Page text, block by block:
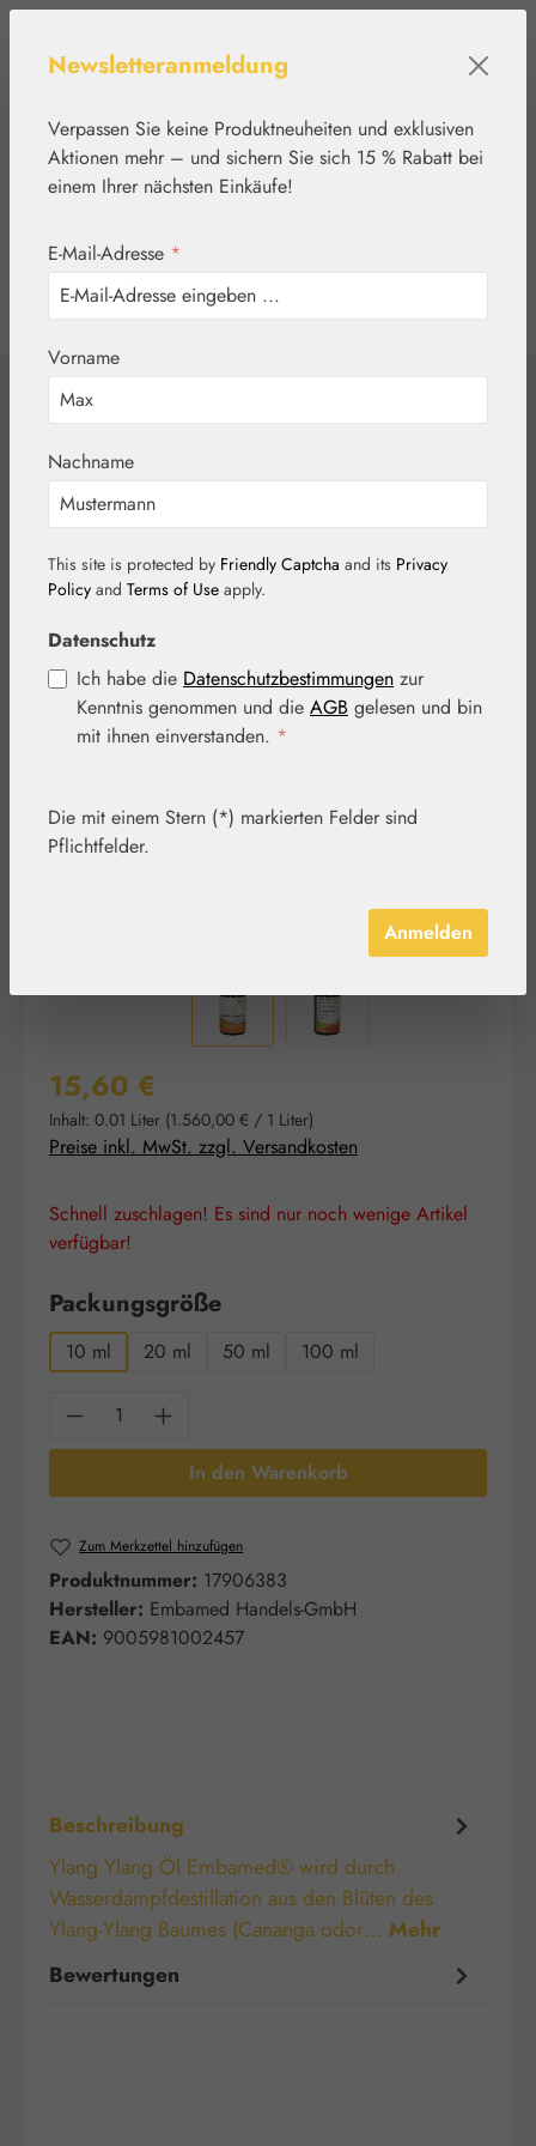
Werkzeugleiste anzeigen
Ylang Ylang Öl
Bildergalerie überspringen
Regulärer Preis:
15,60 €
Inhalt: 0.01 Liter (1.560,00 € / 1 Liter)
Preise inkl. MwSt. zzgl. Versandkosten
Schnell zuschlagen! Es sind nur noch wenige Artikel
verfügbar!
Packungsgrößeauswählen
10 ml 20 ml 50 ml 100 ml
Produkt Anzahl: Gib den gewünschten
In den Warenkorb
Zum Merkzettel hinzufügen
Produktnummer: 17906383
Hersteller: Embamed Handels-GmbH
EAN: 9005981002457
Beschreibung
Ylang Ylang Öl Embamed® wird durch
Wasserdampfdestillation aus den Blüten des
Ylang-Ylang Baumes (Cananga odor… Mehr
Bewertungen
Newsletteranmeldung
Verpassen Sie keine Produktneuheiten und exklusiven
Aktionen mehr – und sichern Sie sich 15 % Rabatt bei
einem Ihrer nächsten Einkäufe!
E-Mail-Adresse *
Vorname
Nachname
This site is protected by Friendly Captcha and its Privacy
Policy and Terms of Use apply.
Datenschutz
Ich habe die Datenschutzbestimmungen zur
Kenntnis genommen und die AGB gelesen und bin
mit ihnen einverstanden. *
Die mit einem Stern (*) markierten Felder sind
Pflichtfelder.
Anmelden